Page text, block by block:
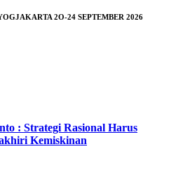
2O-24 SEPTEMBER 2026
: Strategi Rasional Harus
Kemiskinan